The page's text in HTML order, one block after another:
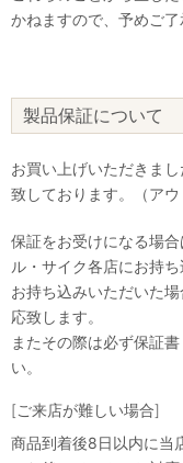
かねますので、予めご了
製品保証について
お買い上げいただきま
致しております。（アウ
保証をお受けになる場
ル・サイク各店にお持ち
お持ち込みいただいた
応致します。
またその際は必ず保証
い。
[ご来店が難しい場合]
商品到着後8日以内に当